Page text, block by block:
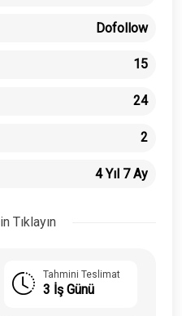
Dofollow
15
24
2
4 Yıl 7 Ay
Tıklayın
Tahmini Teslimat
3 İş Günü